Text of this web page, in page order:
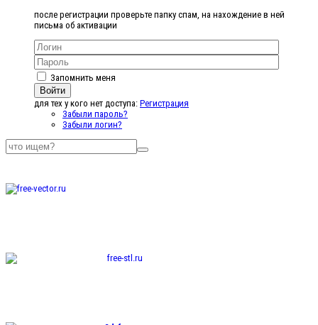
после регистрации проверьте папку спам, на нахождение в ней
письма об активации
Запомнить меня
Войти
для тех у кого нет доступа: Регистрация
Забыли пароль?
Забыли логин?